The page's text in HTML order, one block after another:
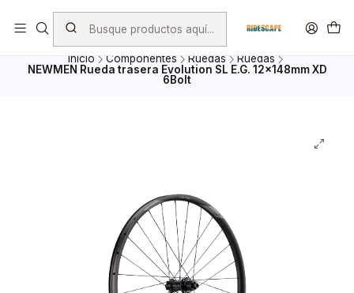
Envio Gratis por compras superiores a $ 100.000.- excepto
Bicicletas, porta Bicicletas y Mayoristas
Inicio Componentes Ruedas
Ruedas
NEWMEN Rueda trasera Evolution SL E.G. 12x148mm XD
6Bolt